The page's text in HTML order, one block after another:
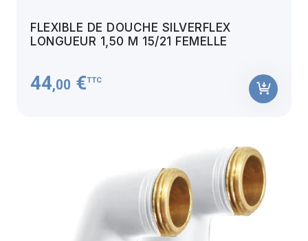
FLEXIBLE DE DOUCHE SILVERFLEX
LONGUEUR 1,50 M 15/21 FEMELLE
44,00 €TTC